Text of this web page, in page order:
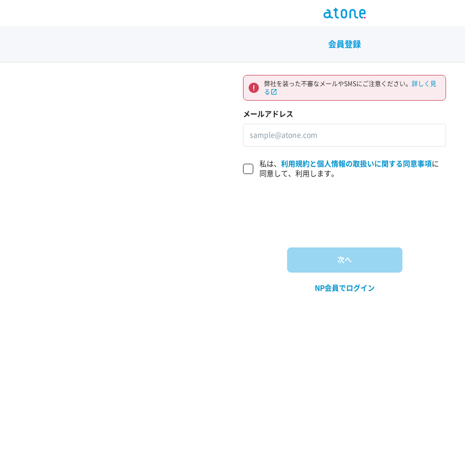
会員登録
弊社を装った不審なメールやSMSにご注意ください。 詳しく見
る
メールアドレス
私は、 利用規約と個人情報の取扱いに関する同意事項に
同意して、利用します。
NP会員でログイン